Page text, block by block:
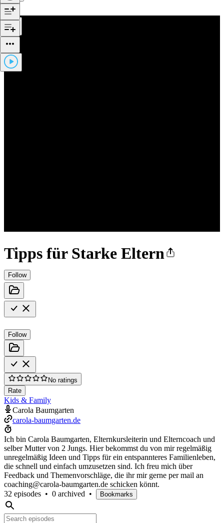
Tipps für Starke Eltern
Follow
Follow
No ratings
Rate
Kids & Family
Carola Baumgarten
carola-baumgarten.de
Ich bin Carola Baumgarten, Elternkursleiterin und Elterncoach und
selber Mutter von 2 Jungs. Hier bekommst du von mir regelmäßig
unregelmäßig Ideen und Tipps für ein entspannteres Familienleben,
die schnell und einfach umzusetzen sind. Ich freu mich über
Feedback und Themenvorschläge, die ihr mir gerne per mail an
coaching@carola-baumgarten.de schicken könnt.
32 episodes • 0 archived • Bookmarks